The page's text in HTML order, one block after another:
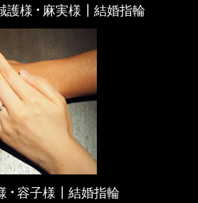
護様・麻実様┃結婚指輪
・容子様┃結婚指輪